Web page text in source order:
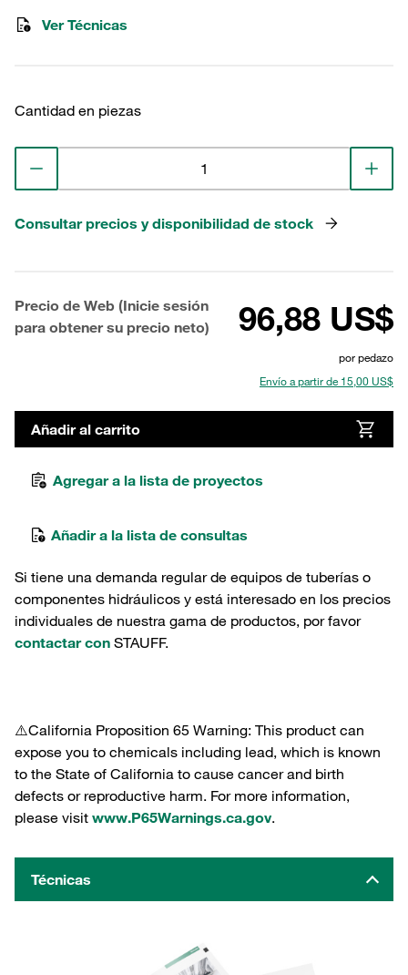
Ver Técnicas
Cantidad en piezas
Consultar precios y disponibilidad de stock
Precio de Web (Inicie sesión
para obtener su precio neto)
96,88 US$
por pedazo
Envío a partir de 15,00 US$
Añadir al carrito
Agregar a la lista de proyectos
Añadir a la lista de consultas
Si tiene una demanda regular de equipos de tuberías o
componentes hidráulicos y está interesado en los precios
individuales de nuestra gama de productos, por favor
contactar con STAUFF.
⚠️California Proposition 65 Warning: This product can
expose you to chemicals including lead, which is known
to the State of California to cause cancer and birth
defects or reproductive harm. For more information,
please visit www.P65Warnings.ca.gov.
Técnicas